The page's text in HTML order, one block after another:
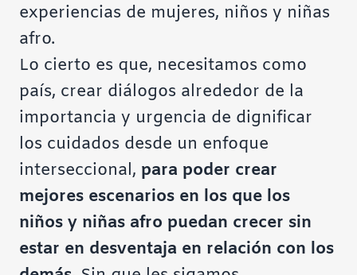
experiencias de mujeres, niños y niñas
afro.
Lo cierto es que, necesitamos como
país, crear diálogos alrededor de la
importancia y urgencia de dignificar
los cuidados desde un enfoque
interseccional, para poder crear
mejores escenarios en los que los
niños y niñas afro puedan crecer sin
estar en desventaja en relación con los